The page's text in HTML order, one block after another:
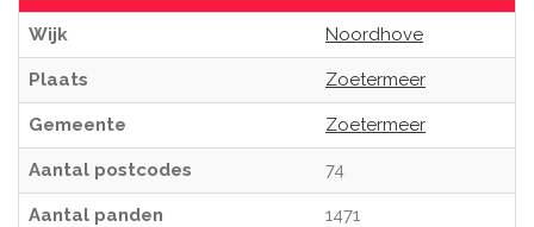
Wijk Noordhove
Plaats Zoetermeer
Gemeente Zoetermeer
Aantal postcodes 74
Aantal panden 1471